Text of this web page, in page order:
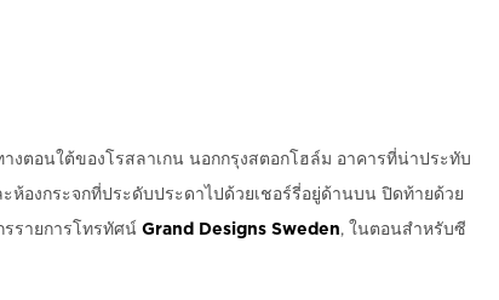
ตอนใต้ของโรสลาเกน นอกกรุงสตอกโฮล์ม อาคารที่น่าประทับ
องกระจกที่ประดับประดาไปด้วยเชอร์รี่อยู่ด้านบน ปิดท้ายด้วย
รายการโทรทัศน์ Grand Designs Sweden, ในตอนสำหรับซี